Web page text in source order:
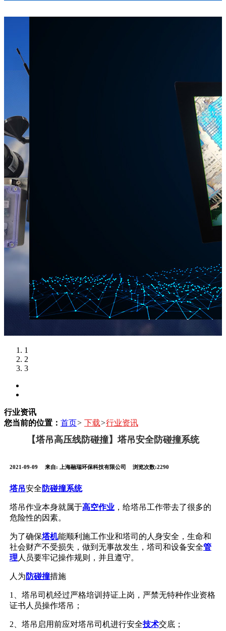
1
2
3
行业资讯
您当前的位置： 首页> 下载>行业资讯
【塔吊高压线防碰撞】塔吊安全防碰撞系统
2021-09-09 来自: 上海融瑞环保科技有限公司 浏览次数:2290
塔吊安全 防碰撞系统
塔吊作业本身就属于高空作业，给塔吊工作带去了很多的
危险性的因素。
为了确保塔机能顺利施工作业和塔司的人身安全，生命和
社会财产不受损失，做到无事故发生，塔司和设备安全管
理 人员要牢记操作规则，并且遵守。
人为 防碰撞措施
1、塔吊司机经过严格培训持证上岗，严禁无特种作业资格
证书人员操作塔吊；
2、塔吊启用前应对塔吊司机进行安全技术交底；